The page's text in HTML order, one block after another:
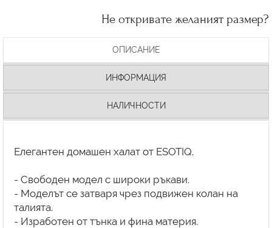
Не откривате желаният размер?
ОПИСАНИЕ
ИНФОРМАЦИЯ
НАЛИЧНОСТИ
Елегантен домашен халат от ESOTIQ.
- Свободен модел с широки ръкави.
- Моделът се затваря чрез подвижен колан на
талията.
- Изработен от тънка и фина материя.